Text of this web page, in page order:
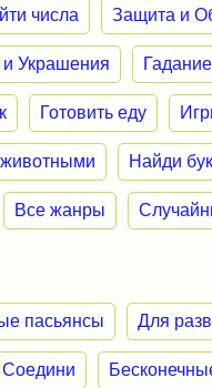
числа Защита и
Украшения Гадание
Готовить еду
животными Найди
Все жанры
пасьянсы Для
Соедини